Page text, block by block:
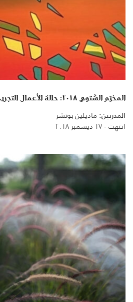
المخيّم الشتوي ٢٠١٨: حالة الأعمال التجريدية
المدربين: ماديلين بوتشر
انتهت - ١٧ ديسمبر ٢٠١٨